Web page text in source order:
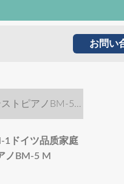
お問い
トピアノBM-5
1ドイツ品质家庭
ノBM-5 M